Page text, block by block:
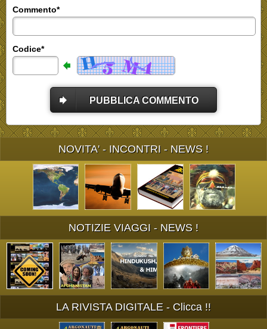
Commento*
Codice*
PUBBLICA COMMENTO
NOVITA' - INCONTRI - NEWS !
NOTIZIE VIAGGI - NEWS !
LA RIVISTA DIGITALE - Clicca !!